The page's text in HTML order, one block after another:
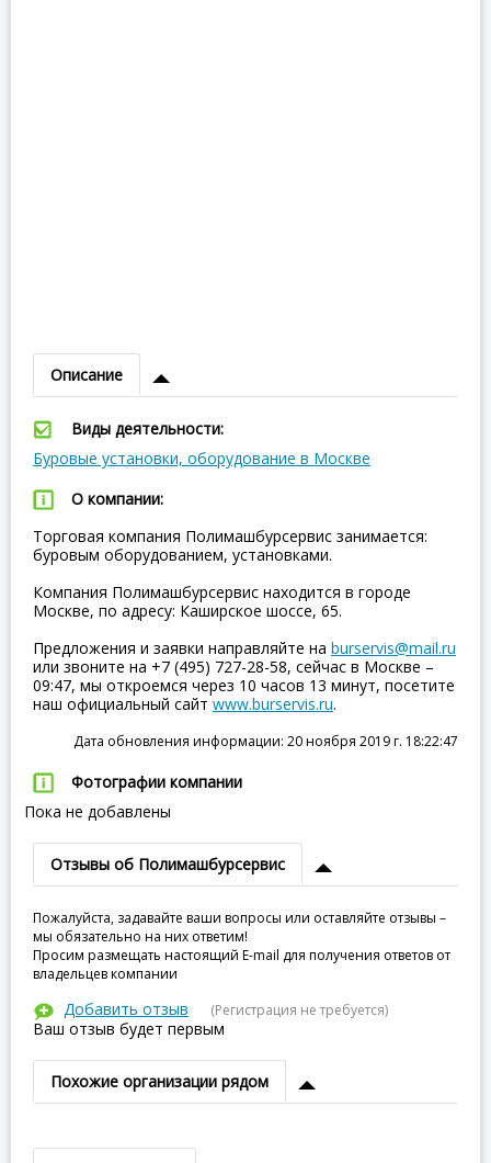
Описание
Виды деятельности:
Буровые установки, оборудование в Москве
О компании:
Торговая компания Полимашбурсервис занимается:
буровым оборудованием, установками.
Компания Полимашбурсервис находится в городе
Москве, по адресу: Каширское шоссе, 65.
Предложения и заявки направляйте на burservis@mail.ru
или звоните на +7 (495) 727-28-58, сейчас в Москве –
09:47, мы откроемся через 10 часов 13 минут, посетите
наш официальный сайт www.burservis.ru.
Дата обновления информации: 20 ноября 2019 г. 18:22:47
Фотографии компании
Пока не добавлены
Отзывы об Полимашбурсервис
Пожалуйста, задавайте ваши вопросы или оставляйте отзывы –
мы обязательно на них ответим!
Просим размещать настоящий E-mail для получения ответов от
владельцев компании
Добавить отзыв (Регистрация не требуется)
Ваш отзыв будет первым
Похожие организации рядом